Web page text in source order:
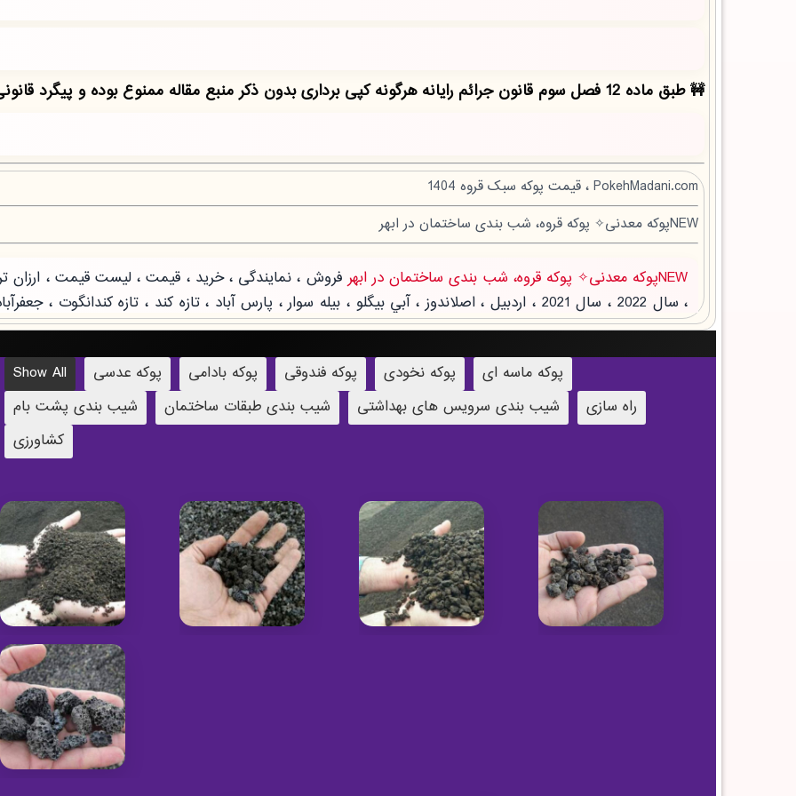
طبق ماده 12 فصل سوم قانون جرائم رایانه هرگونه کپی برداری بدون ذکر منبع مقاله ممنوع بوده و پیگرد قانونی دارد!
PokehMadani.com ، قیمت پوکه سبک قروه 1404
NEWپوکه معدنی✧ پوکه قروه، شب بندی ساختمان در ابهر
NEWپوکه معدنی✧ پوکه قروه، شب بندی ساختمان در ابهر
Show All پوکه عدسی پوکه بادامی پوکه فندوقی پوکه نخودی
پوکه ماسه ای
شیب بندی پشت بام
شیب بندی طبقات ساختمان شیب بندی سرویس های بهداشتی
راه سازی
کشاورزی